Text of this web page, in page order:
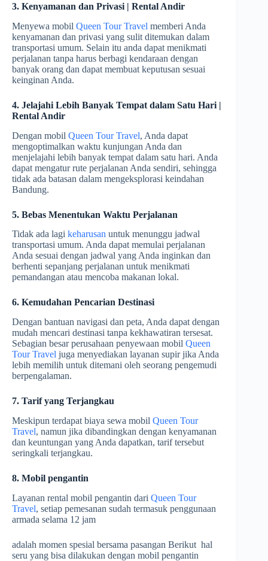
3. Kenyamanan dan Privasi | Rental Andir
Menyewa mobil Queen Tour Travel memberi Anda
kenyamanan dan privasi yang sulit ditemukan dalam
transportasi umum. Selain itu anda dapat menikmati
perjalanan tanpa harus berbagi kendaraan dengan
banyak orang dan dapat membuat keputusan sesuai
keinginan Anda.
4. Jelajahi Lebih Banyak Tempat dalam Satu Hari |
Rental Andir
Dengan mobil Queen Tour Travel, Anda dapat
mengoptimalkan waktu kunjungan Anda dan
menjelajahi lebih banyak tempat dalam satu hari. Anda
dapat mengatur rute perjalanan Anda sendiri, sehingga
tidak ada batasan dalam mengeksplorasi keindahan
Bandung.
5. Bebas Menentukan Waktu Perjalanan
Tidak ada lagi keharusan untuk menunggu jadwal
transportasi umum. Anda dapat memulai perjalanan
Anda sesuai dengan jadwal yang Anda inginkan dan
berhenti sepanjang perjalanan untuk menikmati
pemandangan atau mencoba makanan lokal.
6. Kemudahan Pencarian Destinasi
Dengan bantuan navigasi dan peta, Anda dapat dengan
mudah mencari destinasi tanpa kekhawatiran tersesat.
Sebagian besar perusahaan penyewaan mobil Queen
Tour Travel juga menyediakan layanan supir jika Anda
lebih memilih untuk ditemani oleh seorang pengemudi
berpengalaman.
7. Tarif yang Terjangkau
Meskipun terdapat biaya sewa mobil Queen Tour
Travel, namun jika dibandingkan dengan kenyamanan
dan keuntungan yang Anda dapatkan, tarif tersebut
seringkali terjangkau.
8. Mobil pengantin
Layanan rental mobil pengantin dari Queen Tour
Travel, setiap pemesanan sudah termasuk penggunaan
armada selama 12 jam
adalah momen spesial bersama pasangan Berikut hal
seru yang bisa dilakukan dengan mobil pengantin